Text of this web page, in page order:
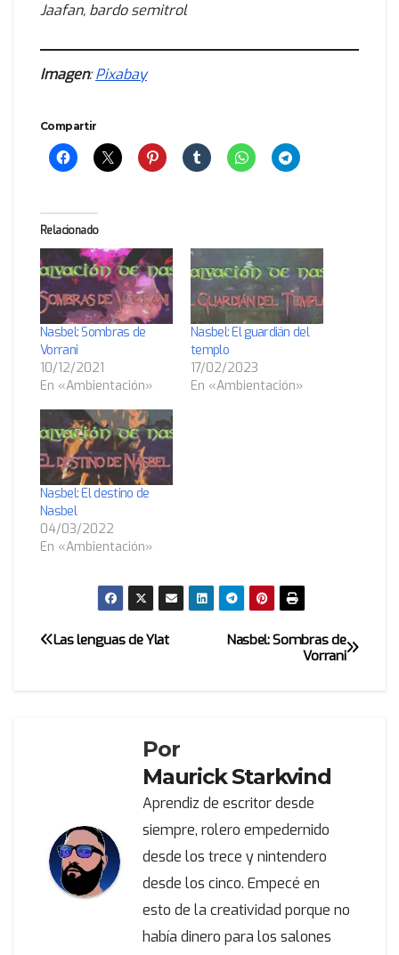
Jaafan, bardo semitrol
Imagen:Pixabay
Compartir
Relacionado
Nasbel: Sombras de
Vorrani
10/12/2021
En «Ambientación»
Nasbel: El guardián del
templo
17/02/2023
En «Ambientación»
Nasbel: El destino de
Nasbel
04/03/2022
En «Ambientación»
Navegación
Nasbel: Sombras de
Vorrani
Las lenguas de Ylat
Por
Maurick Starkvind
Aprendiz de escritor desde
siempre, rolero empedernido
desde los trece y nintendero
desde los cinco. Empecé en
esto de la creatividad porque no
había dinero para los salones